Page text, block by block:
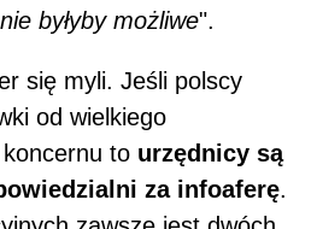
byłyby możliwe".
się myli. Jeśli polscy
od wielkiego
to urzędnicy są
za infoaferę.